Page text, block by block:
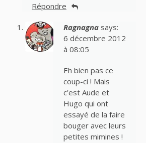
Répondre
Ragnagna says:
6 décembre 2012
à 08:05
Eh bien pas ce
coup-ci ! Mais
c’est Aude et
Hugo qui ont
essayé de la faire
bouger avec leurs
petites mimines !